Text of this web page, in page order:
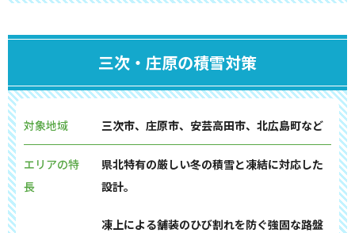
三次・庄原の積雪対策
対象地域 三次市、庄原市、安芸高田市、北広島町など
エリアの特
長
県北特有の厳しい冬の積雪と凍結に対応した
設計。
凍上による舗装のひび割れを防ぐ強固な路盤